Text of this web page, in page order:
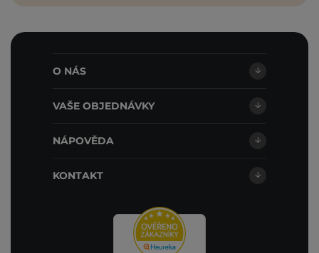
O NÁS
VAŠE OBJEDNÁVKY
NÁPOVĚDA
KONTAKT